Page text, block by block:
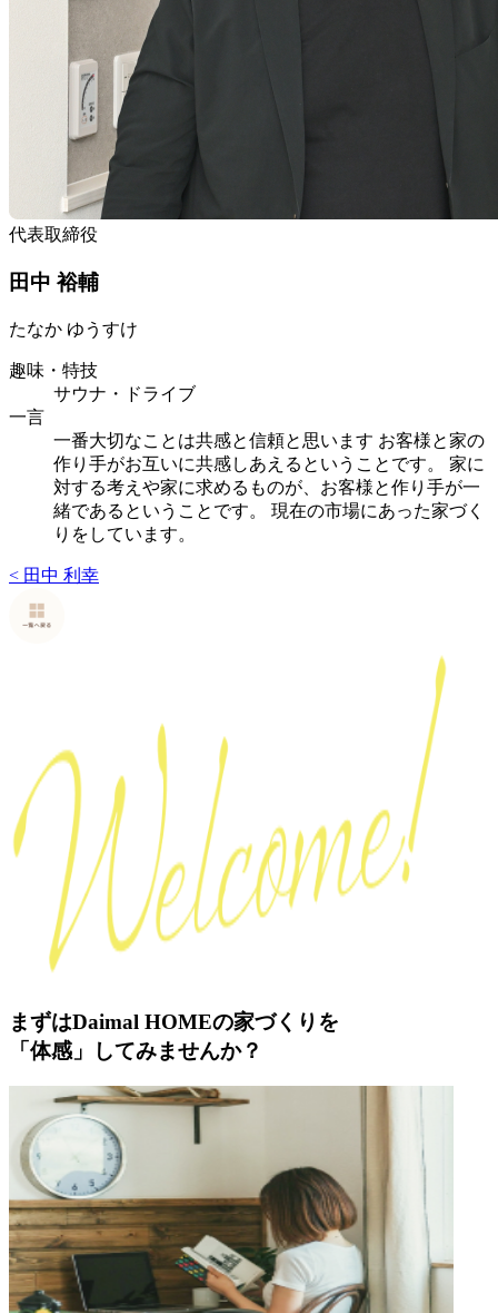
代表取締役
田中 裕輔
たなか ゆうすけ
趣味・特技
サウナ・ドライブ
一言
一番大切なことは共感と信頼と思います お客様と家の
作り手がお互いに共感しあえるということです。 家に
対する考えや家に求めるものが、お客様と作り手が一
緒であるということです。 現在の市場にあった家づく
りをしています。
< 田中 利幸
まずはDaimal HOMEの家づくりを
「体感」してみませんか？